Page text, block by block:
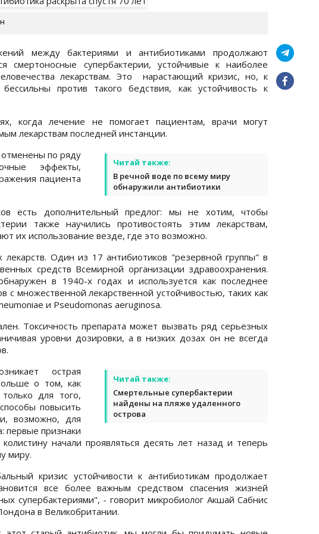
между бактериями и антибиотиками продолжают
смертоносные супербактерии, устойчивые к наиболее
лекарствам. Это нарастающий кризис, но, к
против такого бедствия, как устойчивость к
когда лечение не помогает пациентам, врачи могут
лекарствам последней инстанции.
Читай также:
В речной воде по всему миру
обнаружили антибиотики
отменены по ряду
эффекты,
пациента
есть дополнительный предлог: мы не хотим, чтобы
также научились противостоять этим лекарствам,
их использование везде, где это возможно.
лекарств. Один из 17 антибиотиков "резервной группы" в
средств Всемирной организации здравоохранения.
в 1940-х годах и используется как последнее
с множественной лекарственной устойчивостью, таких как
и Pseudomonas aeruginosa.
Токсичность препарата может вызвать ряд серьезных
уровни дозировки, а в низких дозах он не всегда
Читай также:
Смертельные супербактерии
найдены на пляже удаленного
острова
острая
о том, как
для того,
повысить
возможно, для
первые признаки
начали проявляться десять лет назад и теперь
миру.
кризис устойчивости к антибиотикам продолжает
все более важным средством спасения жизней
супербактериями", - говорит микробиолог Акшай Сабнис
в Великобритании.